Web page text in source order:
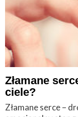
Złamane
ciele?
Złamane serce –